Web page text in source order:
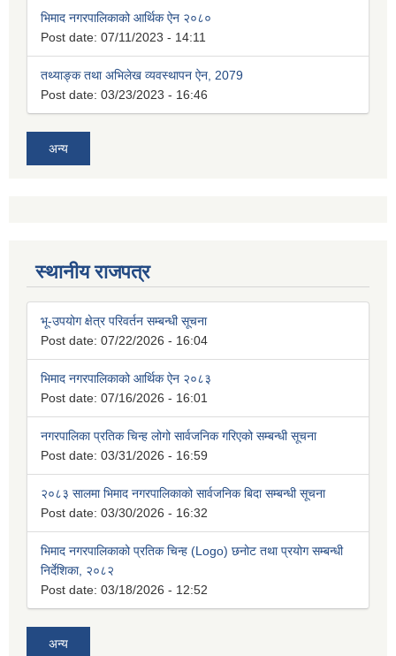
भिमाद नगरपालिकाको आर्थिक ऐन २०८०
Post date: 07/11/2023 - 14:11
तथ्याङ्क तथा अभिलेख व्यवस्थापन ऐन, 2079
Post date: 03/23/2023 - 16:46
अन्य
स्थानीय राजपत्र
भू-उपयोग क्षेत्र परिवर्तन सम्बन्धी सूचना
Post date: 07/22/2026 - 16:04
भिमाद नगरपालिकाको आर्थिक ऐन २०८३
Post date: 07/16/2026 - 16:01
नगरपालिका प्रतिक चिन्ह लोगो सार्वजनिक गरिएको सम्बन्धी सूचना
Post date: 03/31/2026 - 16:59
२०८३ सालमा भिमाद नगरपालिकाको सार्वजनिक बिदा सम्बन्धी सूचना
Post date: 03/30/2026 - 16:32
भिमाद नगरपालिकाको प्रतिक चिन्ह (Logo) छनोट तथा प्रयोग सम्बन्धी
निर्देशिका, २०८२
Post date: 03/18/2026 - 12:52
अन्य